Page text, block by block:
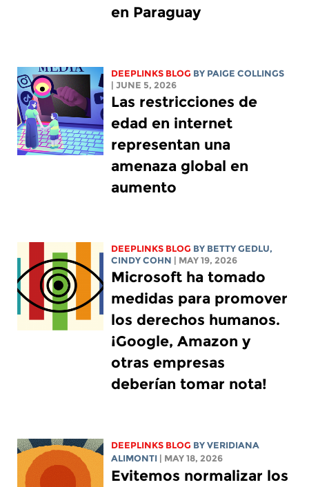
en Paraguay
DEEPLINKS BLOG BY PAIGE COLLINGS
| JUNE 5, 2026
Las restricciones de
edad en internet
representan una
amenaza global en
aumento
DEEPLINKS BLOG BY BETTY GEDLU,
CINDY COHN
| MAY 19, 2026
Microsoft ha tomado
medidas para promover
los derechos humanos.
¡Google, Amazon y
otras empresas
deberían tomar nota!
DEEPLINKS BLOG BYVERIDIANA
ALIMONTI
| MAY 18, 2026
Evitemos normalizar los